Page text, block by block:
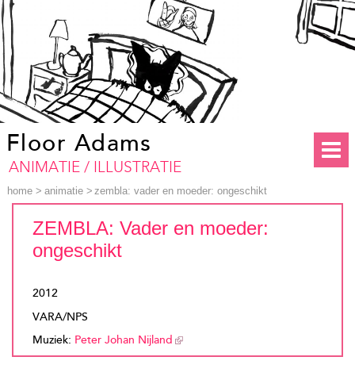
Floor Adams
ANIMATIE / ILLUSTRATIE
home > animatie> zembla: vader en moeder: ongeschikt
ZEMBLA: Vader en moeder:
ongeschikt
2012
VARA/NPS
Muziek: Peter Johan Nijland